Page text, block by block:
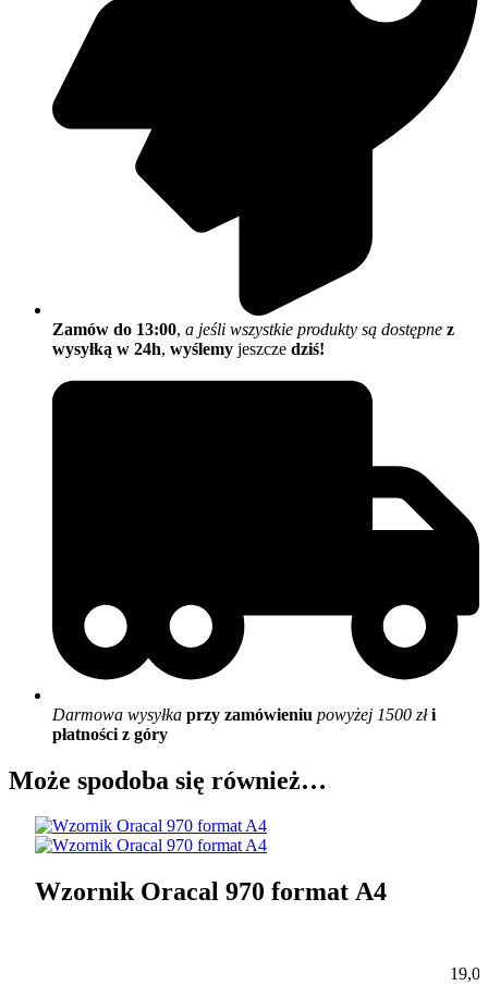
Zamów do 13:00, a jeśli wszystkie produkty są dostępne z
wysyłką w 24h, wyślemy jeszcze dziś!
Darmowa wysyłka przy zamówieniu powyżej 1500 złi
płatności z góry
Może spodoba się również…
Wzornik Oracal 970 format A4